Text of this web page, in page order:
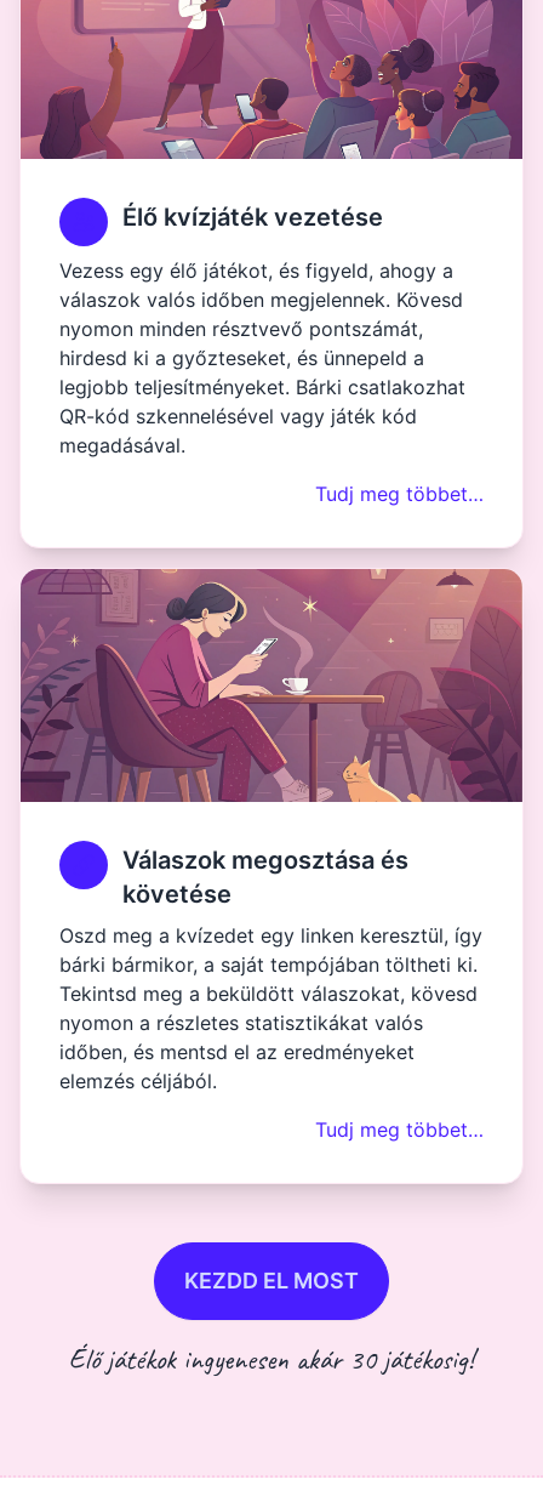
Élő kvízjáték vezetése
Vezess egy élő játékot, és figyeld, ahogy a
válaszok valós időben megjelennek. Kövesd
nyomon minden résztvevő pontszámát,
hirdesd ki a győzteseket, és ünnepeld a
legjobb teljesítményeket. Bárki csatlakozhat
QR-kód szkennelésével vagy játék kód
megadásával.
Tudj meg többet…
Válaszok megosztása és
követése
Oszd meg a kvízedet egy linken keresztül, így
bárki bármikor, a saját tempójában töltheti ki.
Tekintsd meg a beküldött válaszokat, kövesd
nyomon a részletes statisztikákat valós
időben, és mentsd el az eredményeket
elemzés céljából.
Tudj meg többet…
KEZDD EL MOST
Élő játékok ingyenesen akár 30 játékosig!